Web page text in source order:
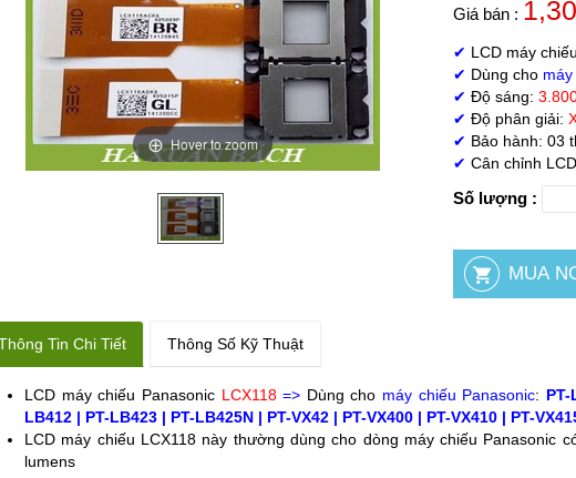
Hover to zoom
Giá bán :
✔ LCD máy chiếu
✔ Dùng cho
✔ Độ sáng:
✔ Độ phân giải:
✔ Bảo hành: 03
✔ Cân chỉnh
Số lượng :
Tin Chi Tiết Thông Số Kỹ Thuật
LCD máy chiếu Panasonic LCX118=> Dùng cho máy chiếu Panasonic:
LB412 | PT-LB423 | PT-LB425N | PT-VX42 | PT-VX400 | PT-VX410 | PT-
LCD máy chiếu LCX118 này thường dùng cho dòng máy chiếu Panasonic
lumens